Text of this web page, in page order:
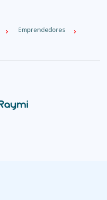
Emprendedores